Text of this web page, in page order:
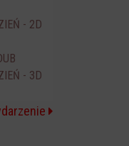
- 2D
- 3D